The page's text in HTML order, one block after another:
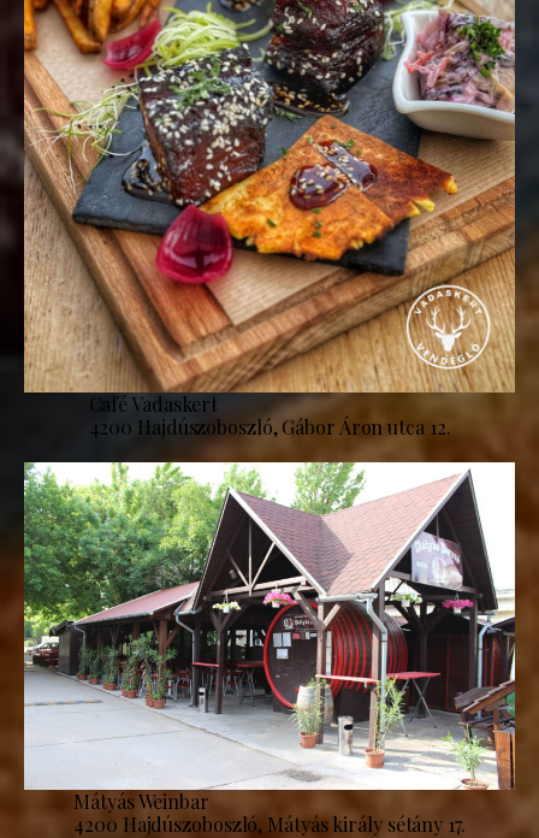
Café Vadaskert
4200 Hajdúszoboszló, Gábor Áron utca 12.
Mátyás Weinbar
4200 Hajdúszoboszló, Mátyás király sétány 17.